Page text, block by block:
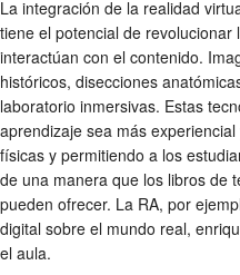
La integración de la realidad
tiene el potencial de
interactúan con el contenido.
históricos, disecciones
laboratorio inmersivas. Estas
aprendizaje sea más
físicas y permitiendo a los
de una manera que los libros de
pueden ofrecer. La RA, por
digital sobre el mundo real,
el aula.